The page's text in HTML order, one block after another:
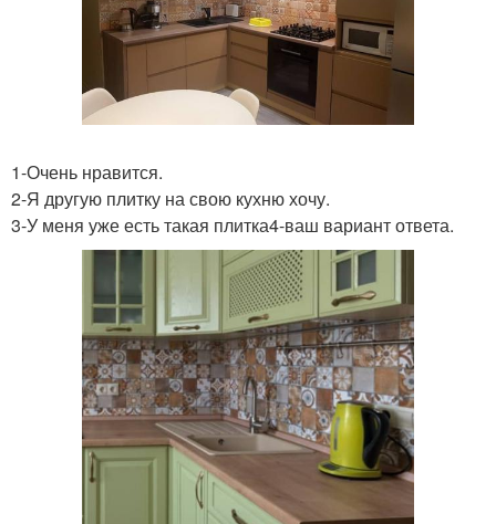
1-Очень нравится.
2-Я другую плитку на свою кухню хочу.
3-У меня уже есть такая плитка4-ваш вариант ответа.